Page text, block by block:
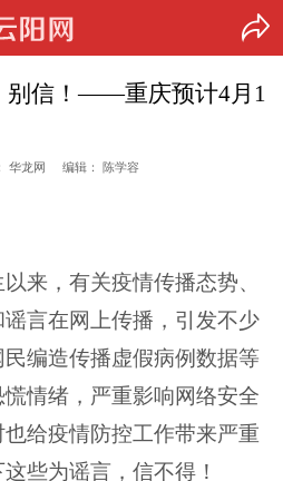
别信！——重庆预计4月1
华龙网 编辑： 陈学容
来，有关疫情传播态势、
言在网上传播，引发不少
编造传播虚假病例数据等
情绪，严重影响网络安全
给疫情防控工作带来严重
些为谣言，信不得！